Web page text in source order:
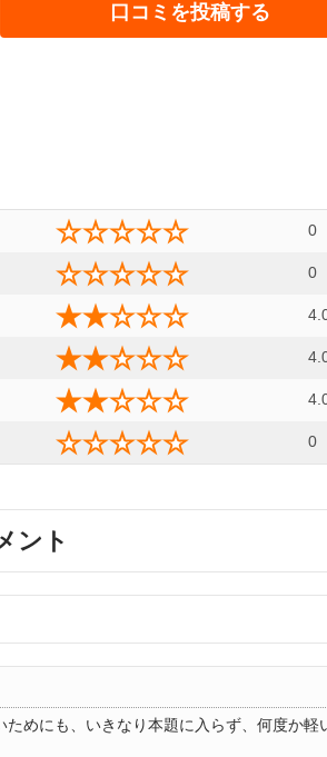
口コミを投稿する
0
0
0
ント
めにも、いきなり本題に入らず、何度か軽